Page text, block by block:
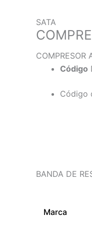
SATA
COMPRESOR
Código
Código
BANDA DE
Marca